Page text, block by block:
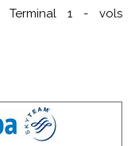
Terminal 1 - vols